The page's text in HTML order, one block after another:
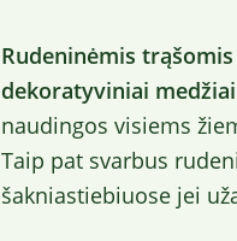
Rudeninėmis
dekoratyviniai
naudingos visiems
Taip pat svarbus
šakniastiebiuose jei